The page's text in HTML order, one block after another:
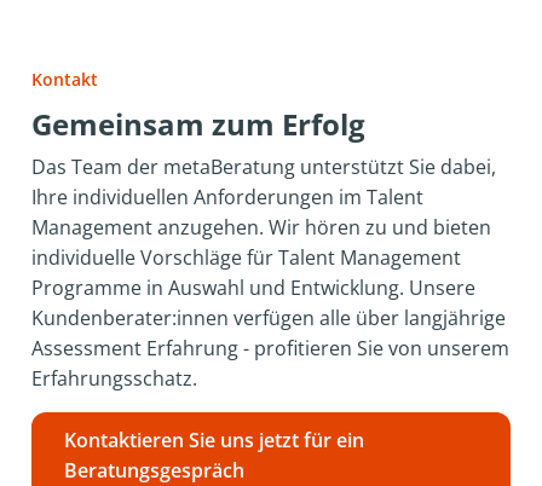
Kontakt
Gemeinsam zum Erfolg
Das Team der metaBeratung unterstützt Sie dabei,
Ihre individuellen Anforderungen im Talent
Management anzugehen. Wir hören zu und bieten
individuelle Vorschläge für Talent Management
Programme in Auswahl und Entwicklung. Unsere
Kundenberater:innen verfügen alle über langjährige
Assessment Erfahrung - profitieren Sie von unserem
Erfahrungsschatz.
Kontaktieren Sie uns jetzt für ein
Beratungsgespräch